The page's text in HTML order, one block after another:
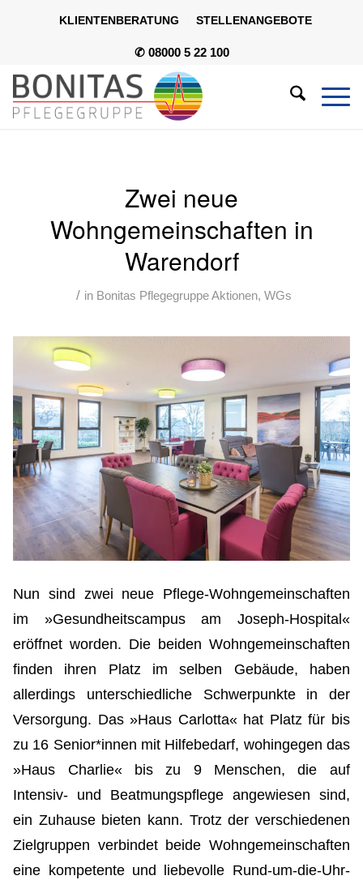
KLIENTENBERATUNG STELLENANGEBOTE
✆ 08000 5 22 100
Zwei neue
Wohngemeinschaften in
Warendorf
/ in Bonitas Pflegegruppe Aktionen, WGs
Nun sind zwei neue Pflege-Wohngemeinschaften
im »Gesundheitscampus am Joseph-Hospital«
eröffnet worden. Die beiden Wohngemeinschaften
finden ihren Platz im selben Gebäude, haben
allerdings unterschiedliche Schwerpunkte in der
Versorgung. Das »Haus Carlotta« hat Platz für bis
zu 16 Senior*innen mit Hilfebedarf, wohingegen das
»Haus Charlie« bis zu 9 Menschen, die auf
Intensiv- und Beatmungspflege angewiesen sind,
ein Zuhause bieten kann. Trotz der verschiedenen
Zielgruppen verbindet beide Wohngemeinschaften
eine kompetente und liebevolle Rund-um-die-Uhr-